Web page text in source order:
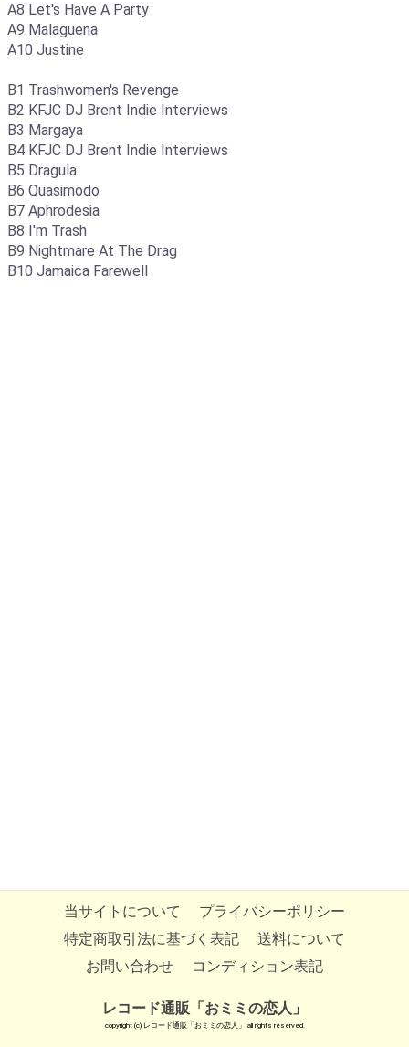
A8 Let's Have A Party
A9 Malaguena
A10 Justine
B1 Trashwomen's Revenge
B2 KFJC DJ Brent Indie Interviews
B3 Margaya
B4 KFJC DJ Brent Indie Interviews
B5 Dragula
B6 Quasimodo
B7 Aphrodesia
B8 I'm Trash
B9 Nightmare At The Drag
B10 Jamaica Farewell
当サイトについて
プライバシーポリシー
特定商取引法に基づく表記
送料について
お問い合わせ
コンディション表記
レコード通販「おミミの恋人」
copyright (c) レコード通販「おミミの恋人」 all rights reserved.